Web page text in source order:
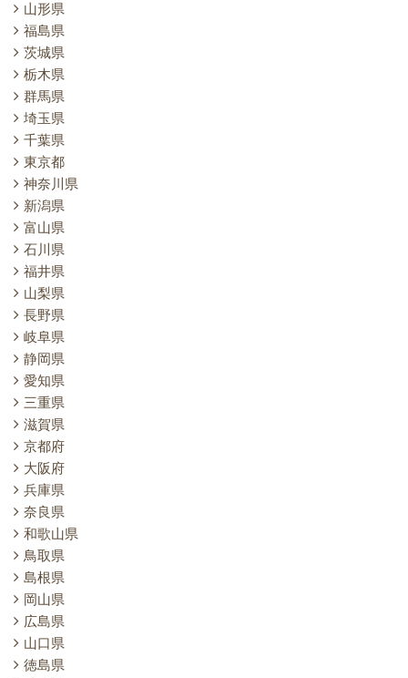
山形県
福島県
茨城県
栃木県
群馬県
埼玉県
千葉県
東京都
神奈川県
新潟県
富山県
石川県
福井県
山梨県
長野県
岐阜県
静岡県
愛知県
三重県
滋賀県
京都府
大阪府
兵庫県
奈良県
和歌山県
鳥取県
島根県
岡山県
広島県
山口県
徳島県